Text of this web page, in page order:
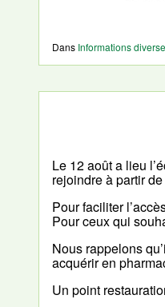
Dans Informations
Le 12 août a lieu
rejoindre à partir
Pour faciliter
Pour ceux qui
Nous rappelons
acquérir en
Un point